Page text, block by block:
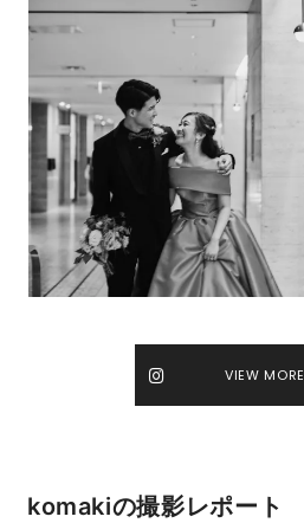
VIEW MORE
komakiの撮影レポート